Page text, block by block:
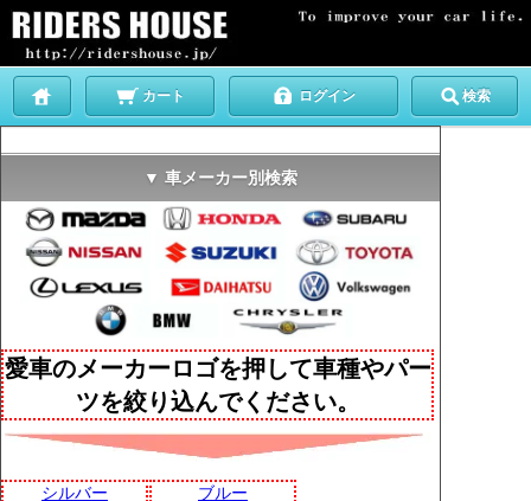
カート ログイン 検索
▼ 車メーカー別検索
愛車のメーカーロゴを押して車種やパー
ツを絞り込んでください。
シルバー
ブルー